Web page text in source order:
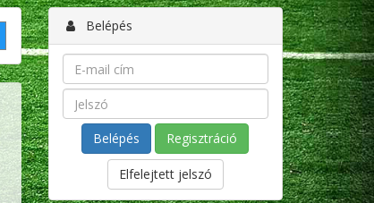
Belépés
Regisztráció
Elfelejtett jelszó